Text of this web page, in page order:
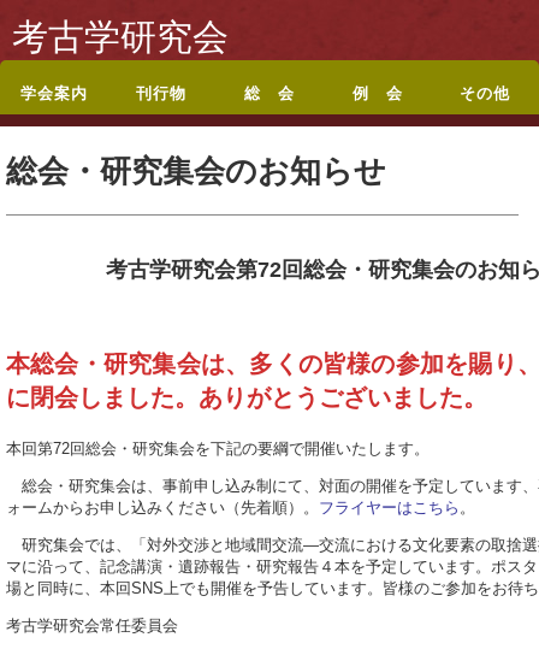
考古学研究会
学会案内
考古学研究会会則
入会案内
休退会・転居のお届
けについて
刊行物
会誌『考古学研究』
目次
投稿規定
シンポジウム記録集
論文集・記念誌
総目録
総 会
総会・研究集会のお
知らせ
ポスターセッション
要旨
ポスターセッション
募集案内
例 会
地方例会について
岡山例会
岡山例会シンポジウ
ム
関西例会
関西例会シンポジウ
ム
東海例会
東京例会
その他
トップページに戻る
お問い合わせ
総会・研究集会のお知らせ
考古学研究会第72回総会・研究集会のお知
本総会・研究集会は、多くの皆様の参加を賜り
に閉会しました。ありがとうございました。
本回第72回総会・研究集会を下記の要綱で開催いたします。
総会・研究集会は、事前申し込み制にて、対面の開催を予定しています
ォームからお申し込みください（先着順）。 フライヤーはこちら 。
研究集会では、「対外交渉と地域間交流―交流における文化要素の取捨
マに沿って、記念講演・遺跡報告・研究報告４本を予定しています。ポス
場と同時に、本回SNS上でも開催を予告しています。皆様のご参加をお待
考古学研究会常任委員会